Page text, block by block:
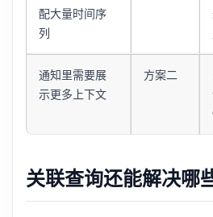
配大量时间序
列
通知里需要展
示更多上下文
方案二
关联查询还能解决哪